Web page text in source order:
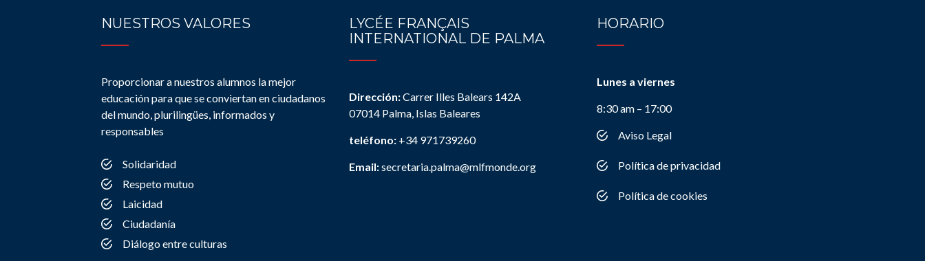
NUESTROS VALORES
Proporcionar a nuestros alumnos la mejor
educación para que se conviertan en ciudadanos
del mundo, plurilingües, informados y
responsables
Solidaridad
Respeto mutuo
Laicidad
Ciudadanía
Diálogo entre culturas
LYCÉE FRANÇAIS
INTERNATIONAL DE PALMA
Dirección:Carrer Illes Balears 142A
07014 Palma, Islas Baleares
teléfono: +34 971739260
Email:secretaria.palma@mlfmonde.org
HORARIO
Lunes a viernes
8:30 am – 17:00
Aviso Legal
Política de privacidad
Política de cookies